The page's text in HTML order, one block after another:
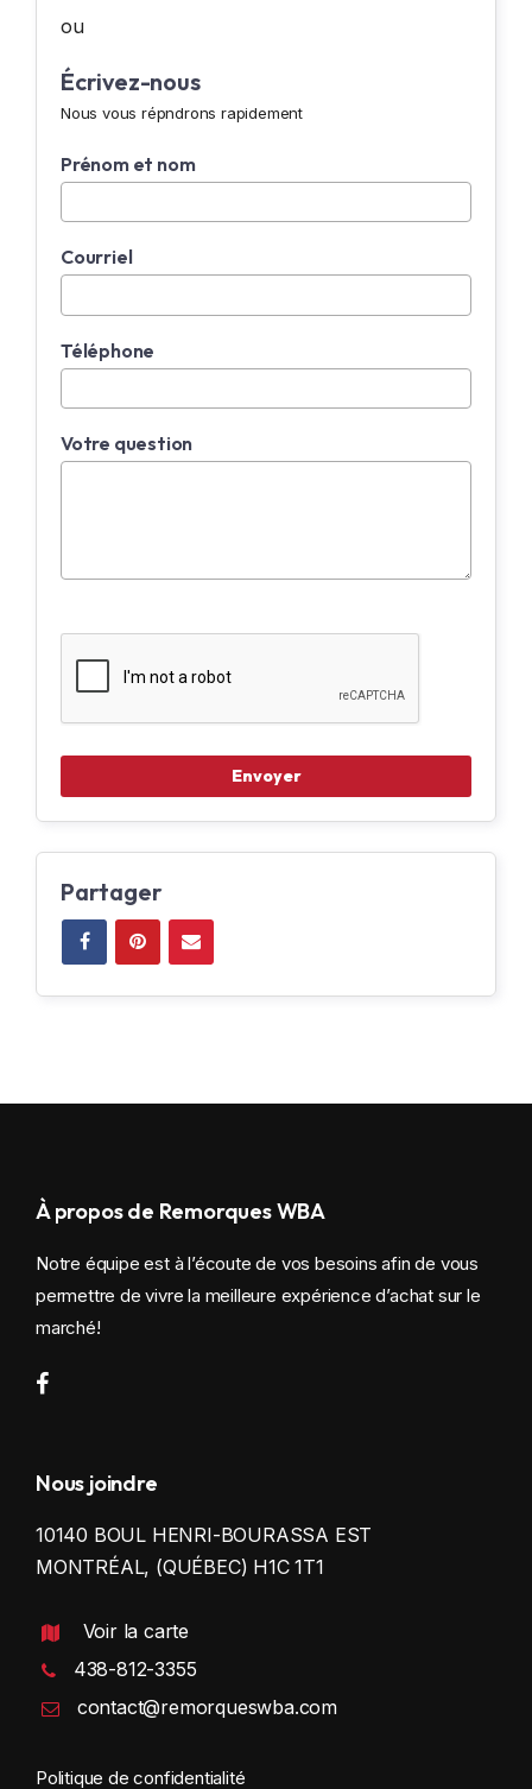
ou
Écrivez-nous
Nous vous répndrons rapidement
Prénom et nom
Courriel
Téléphone
Votre question
Partager
À propos de Remorques WBA
Notre équipe est à l’écoute de vos besoins afin de vous
permettre de vivre la meilleure expérience d’achat sur le
marché!
Nous joindre
10140 BOUL HENRI-BOURASSA EST
MONTRÉAL, (QUÉBEC) H1C 1T1
Voir la carte
438-812-3355
contact@remorqueswba.com
Politique de confidentialité